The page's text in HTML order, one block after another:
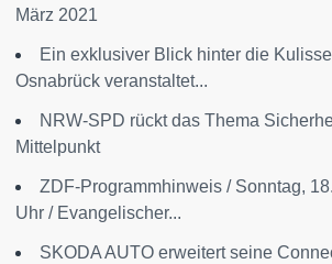
März 2021
Ein exklusiver Blick hinter die
Osnabrück veranstaltet...
NRW-SPD rückt das Thema
Mittelpunkt
ZDF-Programmhinweis / Sonntag,
Uhr / Evangelischer...
SKODA AUTO erweitert seine